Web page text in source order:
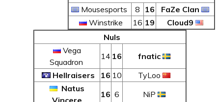
Mousesports
8 16
FaZe Clan
Winstrike
16 19
Cloud9
Nuls
Vega
Squadron
14 16
fnatic
Hellraisers
16 10
TyLoo
Natus
Vincere
16 6
NiP